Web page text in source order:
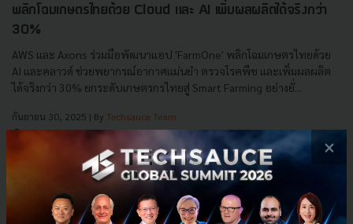
พลิกโฉมเกษตรไทยด้วย Cloud และ AI เพิ่มผลผลิตได้จริงกว่า
30%
AWS และ Axons ร่วมมือพัฒนาแอป 'FarmOne' พลิกโฉมเกษตรไทยด้วย
AI และคลาวด์ ช่วยพยากรณ์อากาศแม่นยำ ตรวจโรคพืช และเพิ่มผลผลิต
ได้จริงกว่า 30% ยกระดับเกษตรกรไทยสู่ Smart Farming อย่างยั่...
กันยายน 30, 2025 | By Techsauce Team
AWS Axons Startup ×